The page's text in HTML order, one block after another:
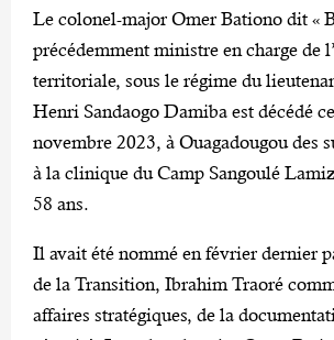
Le colonel-major Omer Bationo dit «
précédemment ministre en charge de
territoriale, sous le régime du
Henri Sandaogo Damiba est décédé
novembre 2023, à Ouagadougou des
à la clinique du Camp Sangoulé
58 ans.
Il avait été nommé en février dernier
de la Transition, Ibrahim Traoré
affaires stratégiques, de la